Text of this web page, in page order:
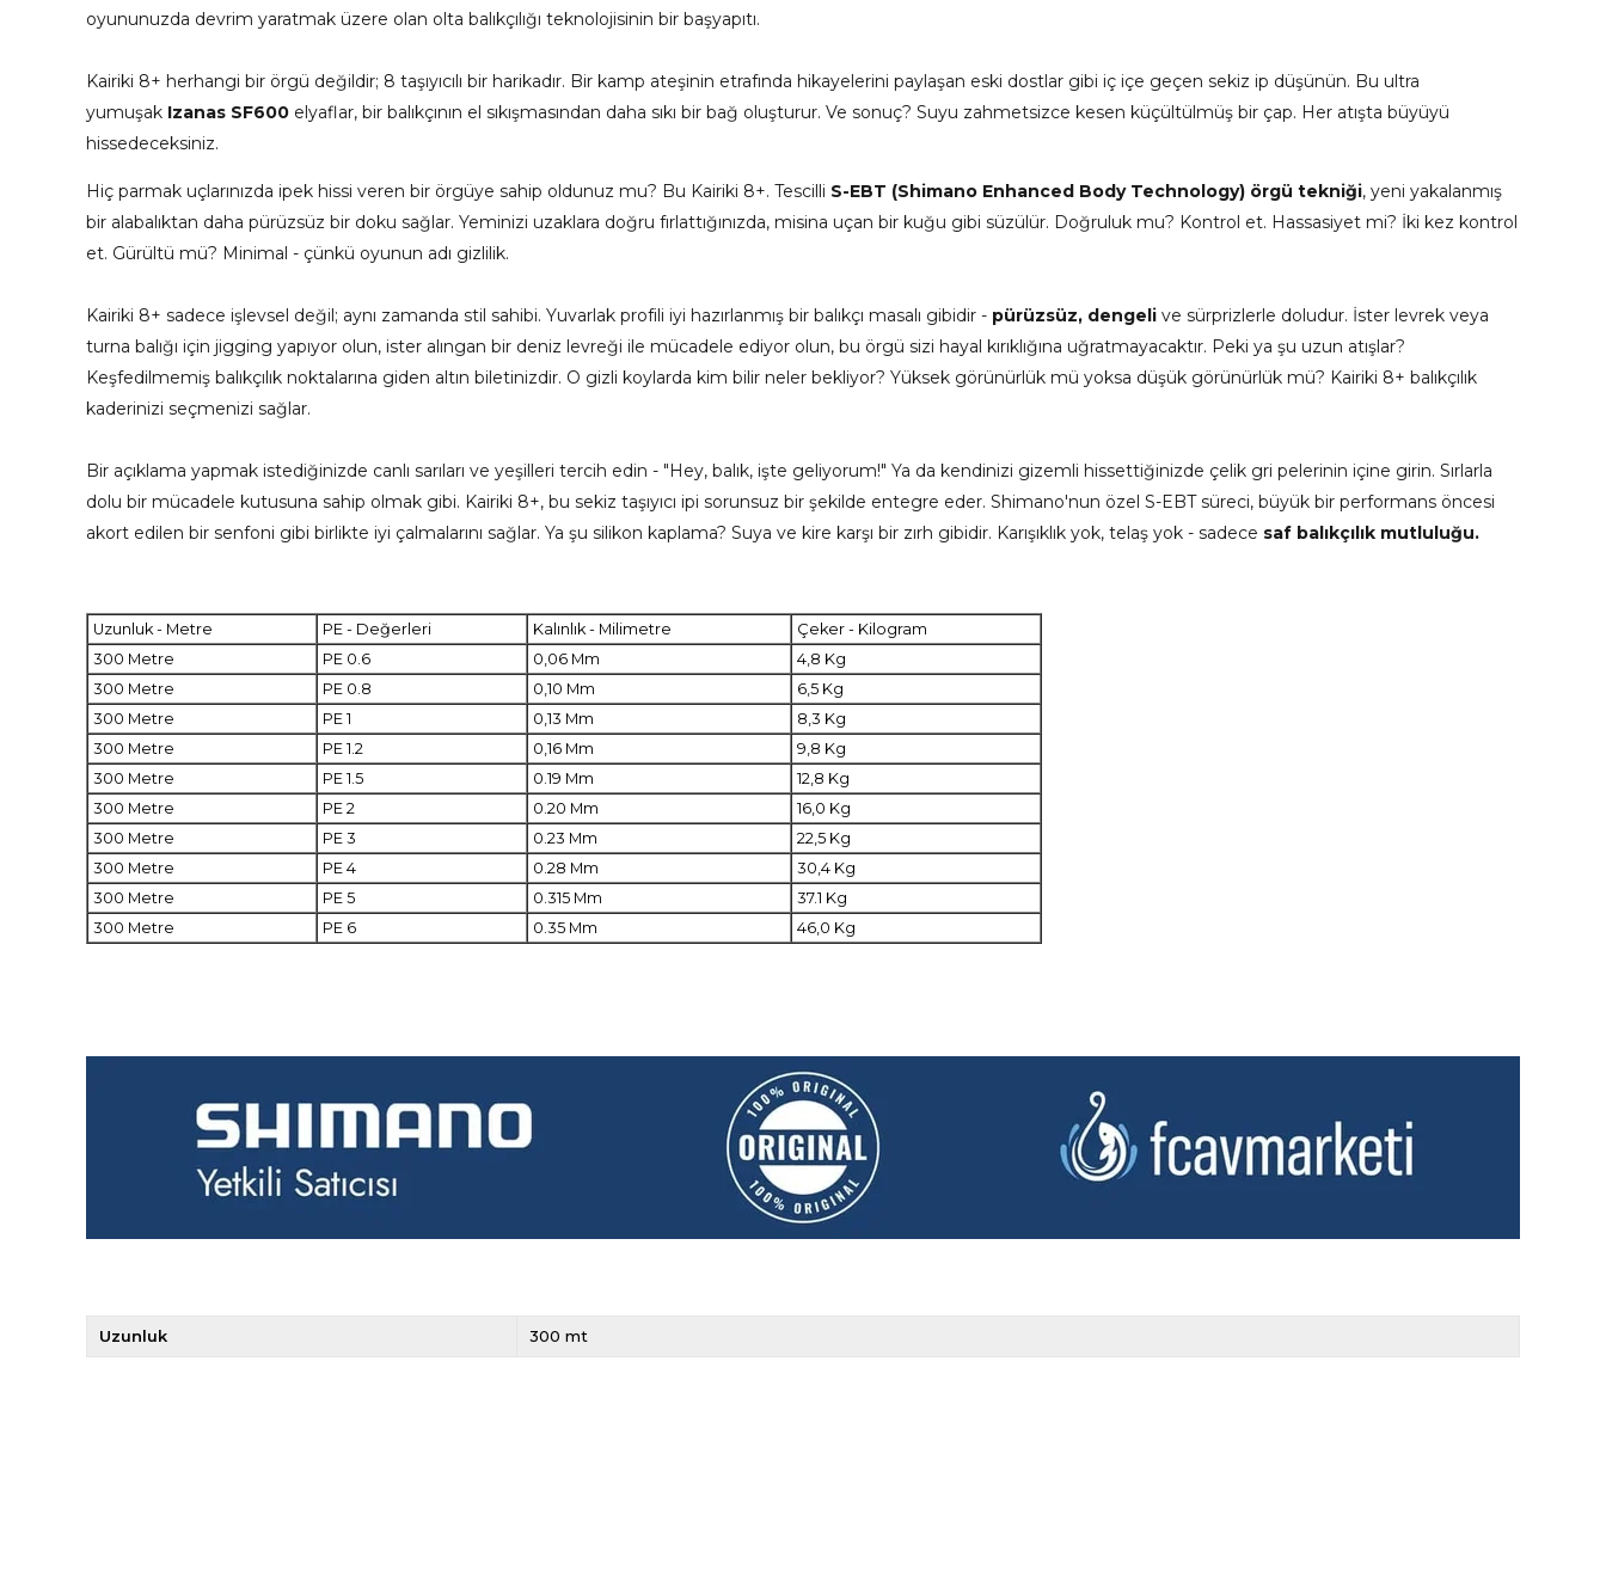
oyununuzda devrim yaratmak üzere olan olta balıkçılığı teknolojisinin bir başyapıtı.
Kairiki 8+ herhangi bir örgü değildir; 8 taşıyıcılı bir harikadır. Bir kamp ateşinin etrafında hikayelerini paylaşan eski dostlar gibi iç içe geçen sekiz ip düşünün. Bu ultra
yumuşak Izanas SF600 elyaflar, bir balıkçının el sıkışmasından daha sıkı bir bağ oluşturur. Ve sonuç? Suyu zahmetsizce kesen küçültülmüş bir çap. Her atışta büyüyü
hissedeceksiniz.
Hiç parmak uçlarınızda ipek hissi veren bir örgüye sahip oldunuz mu? Bu Kairiki 8+. Tescilli S-EBT (Shimano Enhanced Body Technology) örgü tekniği, yeni yakalanmış
bir alabalıktan daha pürüzsüz bir doku sağlar. Yeminizi uzaklara doğru fırlattığınızda, misina uçan bir kuğu gibi süzülür. Doğruluk mu? Kontrol et. Hassasiyet mi? İki kez kontrol
et. Gürültü mü? Minimal - çünkü oyunun adı gizlilik.
Kairiki 8+ sadece işlevsel değil; aynı zamanda stil sahibi. Yuvarlak profili iyi hazırlanmış bir balıkçı masalı gibidir - pürüzsüz, dengeli ve sürprizlerle doludur. İster levrek veya
turna balığı için jigging yapıyor olun, ister alıngan bir deniz levreği ile mücadele ediyor olun, bu örgü sizi hayal kırıklığına uğratmayacaktır. Peki ya şu uzun atışlar?
Keşfedilmemiş balıkçılık noktalarına giden altın biletinizdir. O gizli koylarda kim bilir neler bekliyor? Yüksek görünürlük mü yoksa düşük görünürlük mü? Kairiki 8+ balıkçılık
kaderinizi seçmenizi sağlar.
Bir açıklama yapmak istediğinizde canlı sarıları ve yeşilleri tercih edin - "Hey, balık, işte geliyorum!" Ya da kendinizi gizemli hissettiğinizde çelik gri pelerinin içine girin. Sırlarla
dolu bir mücadele kutusuna sahip olmak gibi. Kairiki 8+, bu sekiz taşıyıcı ipi sorunsuz bir şekilde entegre eder. Shimano'nun özel S-EBT süreci, büyük bir performans öncesi
akort edilen bir senfoni gibi birlikte iyi çalmalarını sağlar. Ya şu silikon kaplama? Suya ve kire karşı bir zırh gibidir. Karışıklık yok, telaş yok - sadece saf balıkçılık mutluluğu.
Uzunluk - Metre PE - Değerleri Kalınlık - Milimetre
Çeker - Kilogram
300 Metre
PE 0.6 0,06 Mm
4,8 Kg
300 Metre
PE 0.8 0,10 Mm
6,5 Kg
300 Metre
PE 1 0,13 Mm
8,3 Kg
300 Metre
PE 1.2 0,16 Mm
9,8 Kg
300 Metre
PE 1.5 0.19 Mm
12,8 Kg
300 Metre
PE 2 0.20 Mm
16,0 Kg
300 Metre
PE 3 0.23 Mm
22,5 Kg
300 Metre
PE 4 0.28 Mm
30,4 Kg
300 Metre
PE 5 0.315 Mm
37.1 Kg
300 Metre
PE 6 0.35 Mm 46,0 Kg
Uzunluk 300 mt